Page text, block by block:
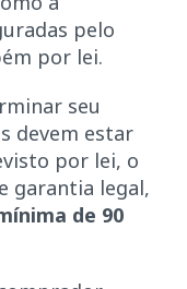
pelo
por lei.
seu
devem estar
por lei, o
garantia legal,
de 90